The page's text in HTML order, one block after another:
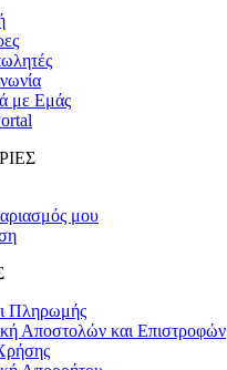
με Εμάς
μου
Πληρωμής
Αποστολών και Επιστροφών